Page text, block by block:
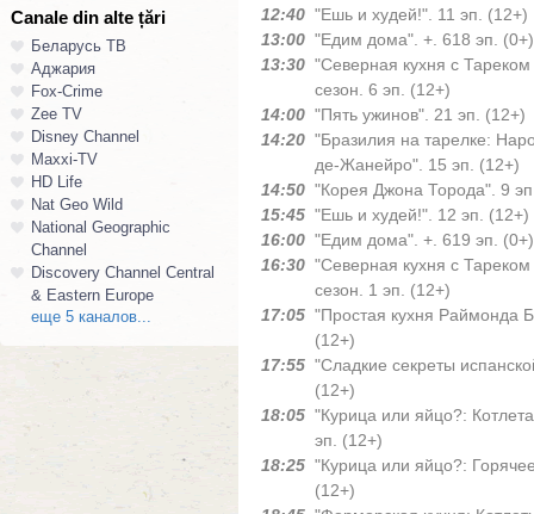
Canale din alte țări
Беларусь ТВ
Аджария
Fox-Crime
Zee TV
Disney Channel
Maxxi-TV
HD Life
Nat Geo Wild
National Geographic
Channel
Discovery Channel Central
& Eastern Europe
еще 5 каналов...
12:40 "Ешь и худей!". 11 эп. (12+)
13:00 "Едим дома". +. 618 эп. (0+)
13:30 "Северная кухня с
сезон. 6 эп. (12+)
14:00 "Пять ужинов". 21 эп. (12+)
14:20 "Бразилия на тарелке:
де-Жанейро". 15 эп. (12+)
14:50 "Корея Джона Торода". 9
15:45 "Ешь и худей!". 12 эп. (12+)
16:00 "Едим дома". +. 619 эп. (0+)
16:30 "Северная кухня с
сезон. 1 эп. (12+)
17:05 "Простая кухня Раймонда
(12+)
17:55 "Сладкие секреты
(12+)
18:05 "Курица или яйцо?:
эп. (12+)
18:25 "Курица или яйцо?:
(12+)